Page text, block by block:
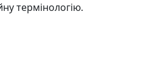
термінологію.